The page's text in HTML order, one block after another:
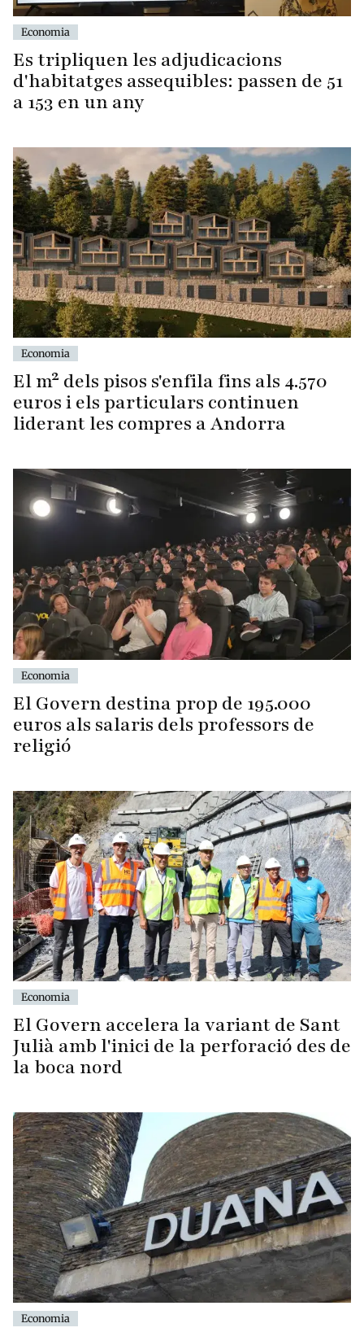
Economia
Es tripliquen les adjudicacions
d'habitatges assequibles: passen de 51
a 153 en un any
Economia
El m² dels pisos s'enfila fins als 4.570
euros i els particulars continuen
liderant les compres a Andorra
Economia
El Govern destina prop de 195.000
euros als salaris dels professors de
religió
Economia
El Govern accelera la variant de Sant
Julià amb l'inici de la perforació des de
la boca nord
Economia